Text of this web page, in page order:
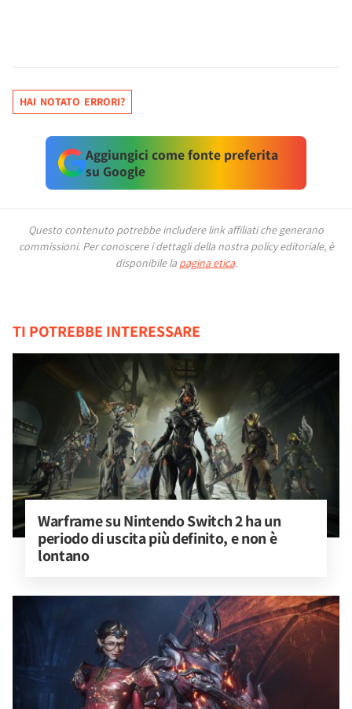
HAI NOTATO ERRORI?
Aggiungici come fonte preferita
su Google
Questo contenuto potrebbe includere link affiliati che generano
commissioni. Per conoscere i dettagli della nostra policy editoriale, è
disponibile la pagina etica.
TI POTREBBE INTERESSARE
Warframe su Nintendo Switch 2 ha un
periodo di uscita più definito, e non è
lontano